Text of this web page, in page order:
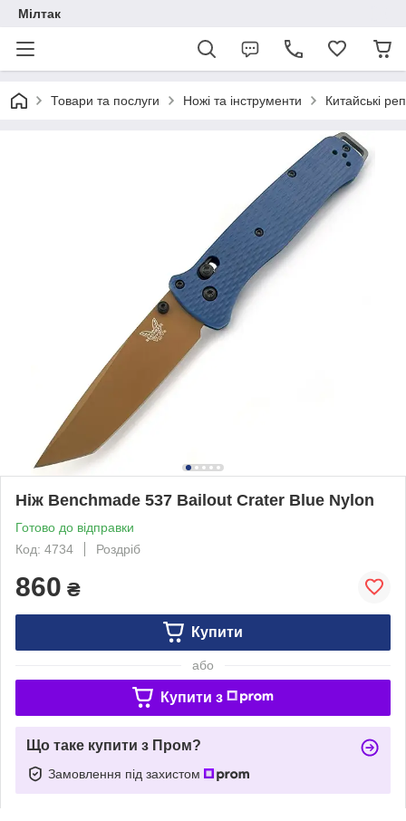
Мілтак
Товари та послуги Ножі та інструменти Китайські
Ніж Benchmade 537 Bailout Crater Blue Nylon
Готово до відправки
Код: 4734
Роздріб
860 ₴
Купити
або
Купити з
Що таке купити з Пром?
Замовлення під захистом